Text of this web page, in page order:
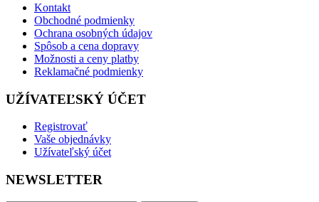
Kontakt
Obchodné podmienky
Ochrana osobných údajov
Spôsob a cena dopravy
Možnosti a ceny platby
Reklamačné podmienky
UŽÍVATEĽSKÝ ÚČET
Registrovať
Vaše objednávky
Užívateľský účet
NEWSLETTER